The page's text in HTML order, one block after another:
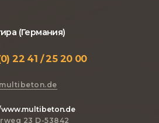
(Германия)
22 41 / 25 20 00
23 D-53842